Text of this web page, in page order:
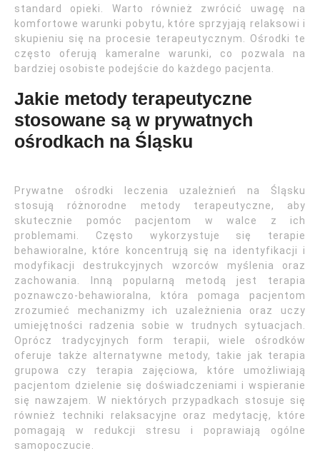
standard opieki. Warto również zwrócić uwagę na
komfortowe warunki pobytu, które sprzyjają relaksowi i
skupieniu się na procesie terapeutycznym. Ośrodki te
często oferują kameralne warunki, co pozwala na
bardziej osobiste podejście do każdego pacjenta.
Jakie metody terapeutyczne
stosowane są w prywatnych
ośrodkach na Śląsku
Prywatne ośrodki leczenia uzależnień na Śląsku
stosują różnorodne metody terapeutyczne, aby
skutecznie pomóc pacjentom w walce z ich
problemami. Często wykorzystuje się terapie
behawioralne, które koncentrują się na identyfikacji i
modyfikacji destrukcyjnych wzorców myślenia oraz
zachowania. Inną popularną metodą jest terapia
poznawczo-behawioralna, która pomaga pacjentom
zrozumieć mechanizmy ich uzależnienia oraz uczy
umiejętności radzenia sobie w trudnych sytuacjach.
Oprócz tradycyjnych form terapii, wiele ośrodków
oferuje także alternatywne metody, takie jak terapia
grupowa czy terapia zajęciowa, które umożliwiają
pacjentom dzielenie się doświadczeniami i wspieranie
się nawzajem. W niektórych przypadkach stosuje się
również techniki relaksacyjne oraz medytację, które
pomagają w redukcji stresu i poprawiają ogólne
samopoczucie.